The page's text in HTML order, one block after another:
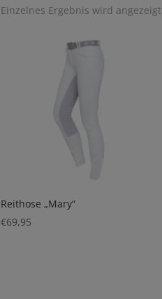
Einzelnes Ergebnis wird angezeigt
Reithose „Mary“
€69,95